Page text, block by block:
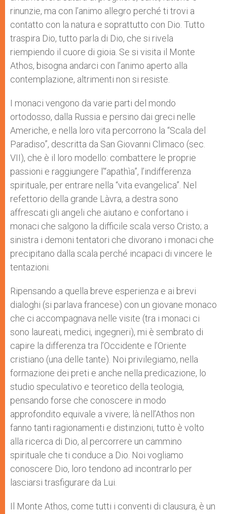
rinunzie, ma con l’animo allegro perché ti trovi a
contatto con la natura e soprattutto con Dio. Tutto
traspira Dio, tutto parla di Dio, che si rivela
riempiendo il cuore di gioia. Se si visita il Monte
Athos, bisogna andarci con l’animo aperto alla
contemplazione, altrimenti non si resiste.
I monaci vengono da varie parti del mondo
ortodosso, dalla Russia e persino dai greci nelle
Americhe, e nella loro vita percorrono la “Scala del
Paradiso”, descritta da San Giovanni Climaco (sec.
VII), che è il loro modello: combattere le proprie
passioni e raggiungere l’“apathìa”, l’indifferenza
spirituale, per entrare nella “vita evangelica”. Nel
refettorio della grande Làvra, a destra sono
affrescati gli angeli che aiutano e confortano i
monaci che salgono la difficile scala verso Cristo; a
sinistra i demoni tentatori che divorano i monaci che
precipitano dalla scala perché incapaci di vincere le
tentazioni.
Ripensando a quella breve esperienza e ai brevi
dialoghi (si parlava francese) con un giovane monaco
che ci accompagnava nelle visite (tra i monaci ci
sono laureati, medici, ingegneri), mi è sembrato di
capire la differenza tra l’Occidente e l’Oriente
cristiano (una delle tante). Noi privilegiamo, nella
formazione dei preti e anche nella predicazione, lo
studio speculativo e teoretico della teologia,
pensando forse che conoscere in modo
approfondito equivale a vivere; là nell’Athos non
fanno tanti ragionamenti e distinzioni, tutto è volto
alla ricerca di Dio, al percorrere un cammino
spirituale che ti conduce a Dio. Noi vogliamo
conoscere Dio, loro tendono ad incontrarlo per
lasciarsi trasfigurare da Lui.
Il Monte Athos, come tutti i conventi di clausura, è un